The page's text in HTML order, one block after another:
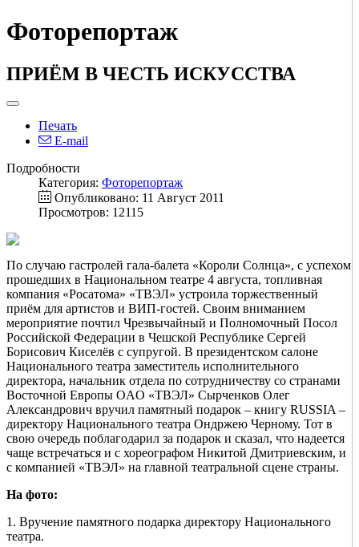
Фоторепортаж
ПРИЁМ В ЧЕСТЬ ИСКУССТВА
Печать
E-mail
Подробности
Категория: Фоторепортаж
Опубликовано: 11 Август 2011
Просмотров: 12115
По случаю гастролей гала-балета «Короли Солнца», с успехом
прошедших в Национальном театре 4 августа, топливная
компания «Росатома» «ТВЭЛ» устроила торжественный
приём для артистов и ВИП-гостей. Своим вниманием
мероприятие почтил Чрезвычайный и Полномочный Посол
Российской Федерации в Чешской Республике Сергей
Борисович Киселёв с супругой. В президентском салоне
Национального театра заместитель исполнительного
директора, начальник отдела по сотрудничеству со странами
Восточной Европы OAO «ТВЭЛ» Сырченков Олег
Александрович вручил памятный подарок – книгу RUSSIA –
директору Национального театра Ондржею Черному. Тот в
свою очередь поблагодарил за подарок и сказал, что надеется
чаще встречаться и с хореографом Никитой Дмитриевским, и
с компанией «ТВЭЛ» на главной театральной сцене страны.
На фото:
1. Вручение памятного подарка директору Национального
театра.